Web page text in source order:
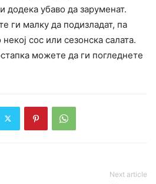
додека убаво да заруменат.
ги малку да подизладат, па
сос или сезонска салата.
можете да ги погледнете
Next article